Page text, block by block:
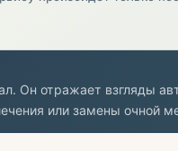
Он отражает взгляды
или замены очной